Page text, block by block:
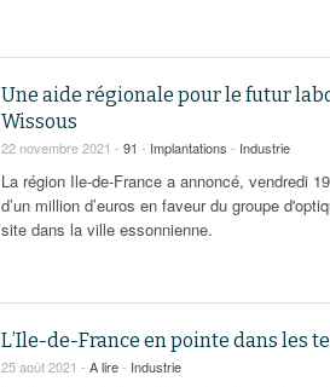
Une aide régionale pour le futur
Wissous
22 novembre 2021 - 91 - Implantations - Industrie
La région Ile-de-France a annoncé, vendredi
d’un million d’euros en faveur du groupe
site dans la ville essonnienne.
L’Ile-de-France en pointe dans les
25 août 2021 - A lire- Industrie